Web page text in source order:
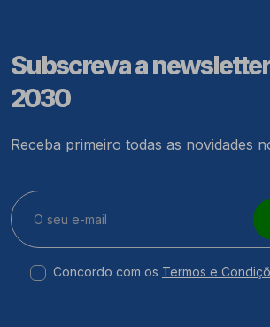
Subscreva a
2030
Receba primeiro todas as novidades
Concordo com os Termos e